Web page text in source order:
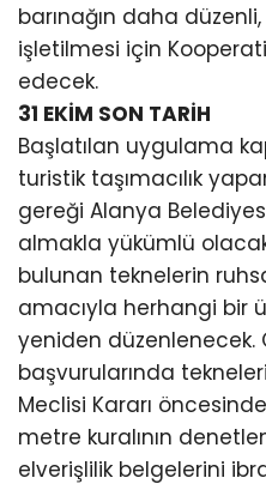
barınağın daha
işletilmesi için
edecek.
31 EKİM SON TARİH
Başlatılan uygulama
turistik taşımacılık
gereği Alanya
almakla yükümlü
bulunan teknelerin
amacıyla herhangi bir
yeniden
başvurularında
Meclisi Kararı
metre kuralının
elverişlilik belgelerini